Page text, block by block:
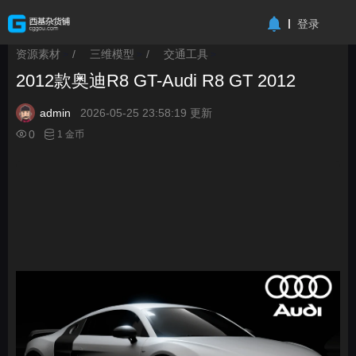
登录
资源素材 / 三维模型 / 交通工具
2012款奥迪R8 GT-Audi R8 GT 2012
admin
2026-05-25 23:58:19 更新
0
1 金币